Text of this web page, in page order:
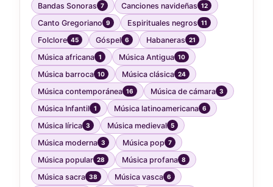
Bandas Sonoras 7 Canciones navideñas 12
Canto Gregoriano 9 Espirituales negros 11
Folclore 45 Góspel 6 Habaneras 21
Música africana 1 Música Antigua 10
Música barroca 10 Música clásica 24
Música contemporánea 16 Música de cámara 3
Música Infantil 1 Música latinoamericana 6
Música lírica 3 Música medieval 5
Música moderna 3 Música pop 7
Música popular 28 Música profana 8
Música sacra 38 Música vasca 6